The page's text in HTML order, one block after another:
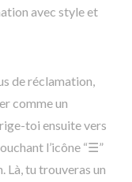
avec style et
de réclamation,
comme un
toi ensuite vers
l’icône “☰”
Là, tu trouveras un